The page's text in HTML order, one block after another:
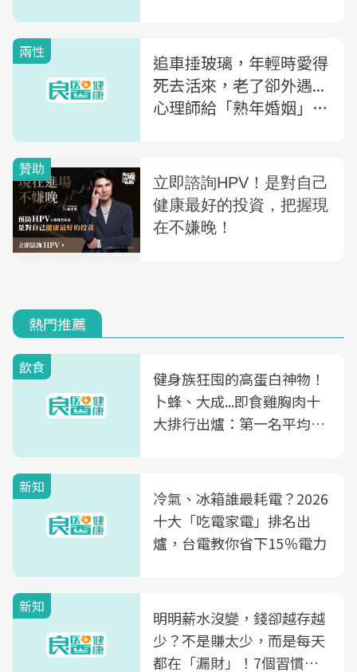
兩性
追車捶玻璃，年輕時愛得
死去活來，老了卻外遇...
心理師給「熟年婚姻」3
熱門推薦
飲食
健身族狂囤的高蛋白神物！
卜蜂、大成...即食雞胸肉十
大排行出爐：第一名平均一
新知
冷氣、冰箱誰最耗電？2026
十大「吃電家電」排名出
爐，台電教你省下15％電力
新知
明明薪水沒變，錢卻越存越
少？不是賺太少，而是每天
都在「漏財」！7個習慣一